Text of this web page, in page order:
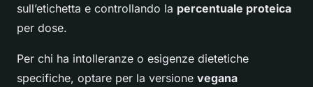
sull’etichetta e controllando la percentuale proteica
per dose.
Per chi ha intolleranze o esigenze dietetiche
specifiche, optare per la versione vegana